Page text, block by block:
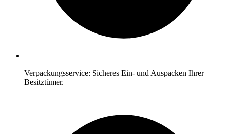
Verpackungsservice: Sicheres Ein- und Auspacken Ihrer
Besitztümer.